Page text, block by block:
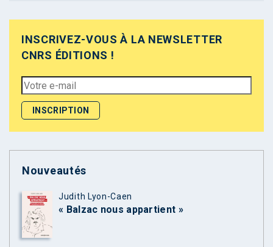
INSCRIVEZ-VOUS À LA NEWSLETTER
CNRS ÉDITIONS !
Nouveautés
Judith Lyon-Caen
« Balzac nous appartient »